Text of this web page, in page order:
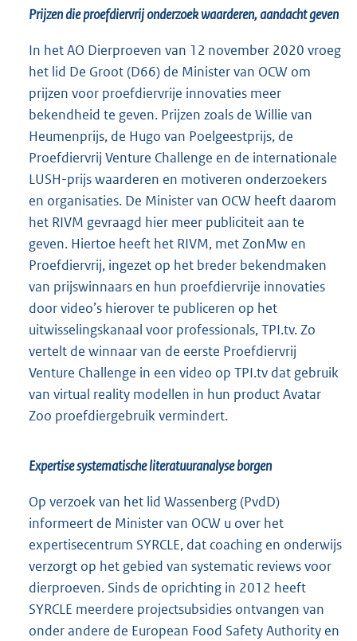
Prijzen die proefdiervrij onderzoek waarderen, aandacht geven
In het AO Dierproeven van 12 november 2020 vroeg
het lid De Groot (D66) de Minister van OCW om
prijzen voor proefdiervrije innovaties meer
bekendheid te geven. Prijzen zoals de Willie van
Heumenprijs, de Hugo van Poelgeestprijs, de
Proefdiervrij Venture Challenge en de internationale
LUSH-prijs waarderen en motiveren onderzoekers
en organisaties. De Minister van OCW heeft daarom
het RIVM gevraagd hier meer publiciteit aan te
geven. Hiertoe heeft het RIVM, met ZonMw en
Proefdiervrij, ingezet op het breder bekendmaken
van prijswinnaars en hun proefdiervrije innovaties
door video’s hierover te publiceren op het
uitwisselingskanaal voor professionals, TPI.tv. Zo
vertelt de winnaar van de eerste Proefdiervrij
Venture Challenge in een video op TPI.tv dat gebruik
van virtual reality modellen in hun product Avatar
Zoo proefdiergebruik vermindert.
Expertise systematische literatuuranalyse borgen
Op verzoek van het lid Wassenberg (PvdD)
informeert de Minister van OCW u over het
expertisecentrum SYRCLE, dat coaching en onderwijs
verzorgt op het gebied van systematic reviews voor
dierproeven. Sinds de oprichting in 2012 heeft
SYRCLE meerdere projectsubsidies ontvangen van
onder andere de European Food Safety Authority en